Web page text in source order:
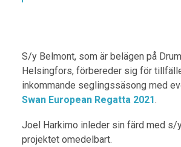
S/y Belmont, som är belägen på
Helsingfors, förbereder sig för
inkommande seglingssäsong med
Swan European Regatta 2021.
Joel Harkimo inleder sin färd med s/
projektet omedelbart.